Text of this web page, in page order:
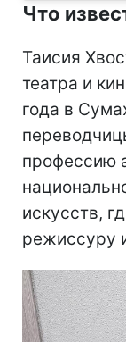
Что
Таисия
театра и
года в
профессию
искусств,
режиссуру